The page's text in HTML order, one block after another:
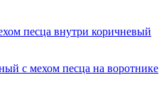
песца внутри коричневый